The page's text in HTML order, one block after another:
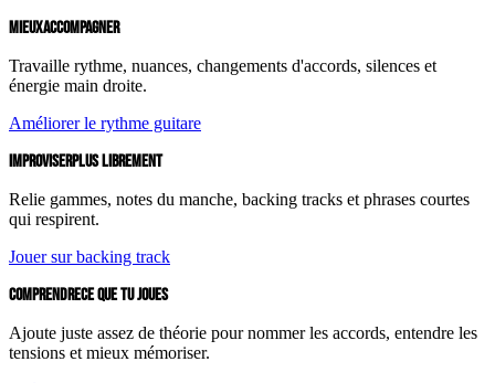
MIEUXACCOMPAGNER
Travaille rythme, nuances, changements d'accords, silences et
énergie main droite.
Améliorer le rythme guitare
IMPROVISERPLUS LIBREMENT
Relie gammes, notes du manche, backing tracks et phrases courtes
qui respirent.
Jouer sur backing track
COMPRENDRECE QUE TU JOUES
Ajoute juste assez de théorie pour nommer les accords, entendre les
tensions et mieux mémoriser.